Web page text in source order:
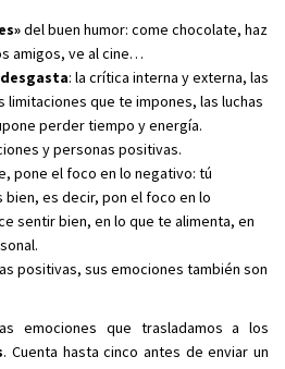
del buen humor: come chocolate, haz
amigos, ve al cine…
desgasta: la crítica interna y externa, las
limitaciones que te impones, las luchas
perder tiempo y energía.
y personas positivas.
pone el foco en lo negativo: tú
es decir, pon el foco en lo
sentir bien, en lo que te alimenta, en
positivas, sus emociones también son
emociones que trasladamos a los
. Cuenta hasta cinco antes de enviar un